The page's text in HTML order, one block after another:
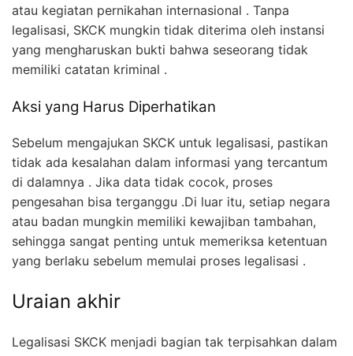
atau kegiatan pernikahan internasional . Tanpa
legalisasi, SKCK mungkin tidak diterima oleh instansi
yang mengharuskan bukti bahwa seseorang tidak
memiliki catatan kriminal .
Aksi yang Harus Diperhatikan
Sebelum mengajukan SKCK untuk legalisasi, pastikan
tidak ada kesalahan dalam informasi yang tercantum
di dalamnya . Jika data tidak cocok, proses
pengesahan bisa terganggu .Di luar itu, setiap negara
atau badan mungkin memiliki kewajiban tambahan,
sehingga sangat penting untuk memeriksa ketentuan
yang berlaku sebelum memulai proses legalisasi .
Uraian akhir
Legalisasi SKCK menjadi bagian tak terpisahkan dalam